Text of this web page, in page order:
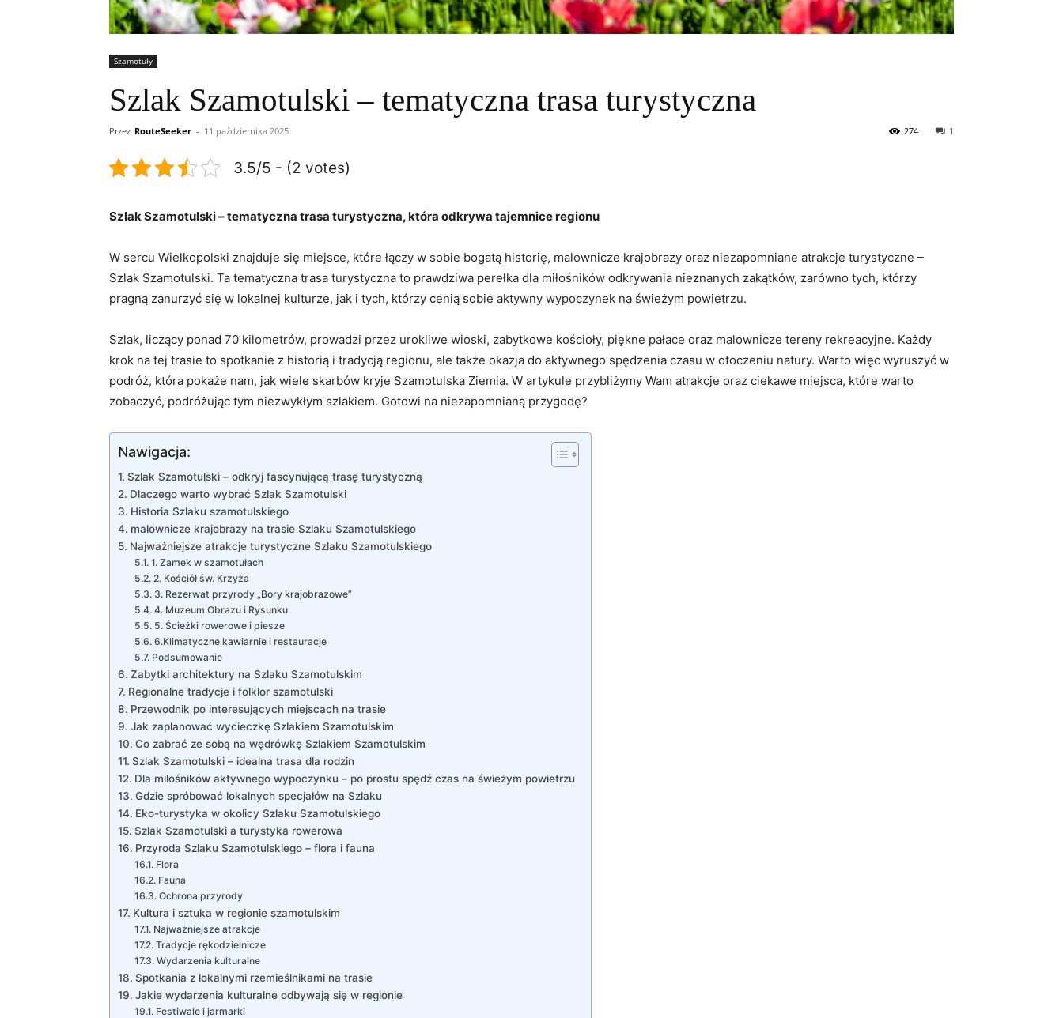
Szamotuły
Szlak Szamotulski – tematyczna trasa turystyczna
Przez RouteSeeker - 11 października 2025 1
274
3.5/5 - (2 votes)
Szlak Szamotulski – tematyczna trasa turystyczna, która odkrywa tajemnice regionu
W sercu Wielkopolski znajduje się miejsce, które łączy w sobie bogatą historię, malownicze krajobrazy oraz niezapomniane atrakcje turystyczne –
Szlak Szamotulski. Ta tematyczna trasa turystyczna to prawdziwa perełka dla miłośników odkrywania nieznanych zakątków, zarówno tych, którzy
pragną zanurzyć się w lokalnej kulturze, jak i tych, którzy cenią sobie aktywny wypoczynek na świeżym powietrzu.
Szlak, liczący ponad 70 kilometrów, prowadzi przez urokliwe wioski, zabytkowe kościoły, piękne pałace oraz malownicze tereny rekreacyjne. Każdy
krok na tej trasie to spotkanie z historią i tradycją regionu, ale także okazja do aktywnego spędzenia czasu w otoczeniu natury. Warto więc wyruszyć w
podróż, która pokaże nam, jak wiele skarbów kryje Szamotulska Ziemia. W artykule przybliżymy Wam atrakcje oraz ciekawe miejsca, które warto
zobaczyć, podróżując tym niezwykłym szlakiem. Gotowi na niezapomnianą przygodę?
Nawigacja:
Szlak Szamotulski – odkryj fascynującą trasę turystyczną
Dlaczego warto wybrać Szlak Szamotulski
Historia Szlaku szamotulskiego
malownicze krajobrazy na trasie Szlaku Szamotulskiego
Najważniejsze atrakcje turystyczne Szlaku Szamotulskiego
1. Zamek w szamotułach
2. Kościół św. Krzyża
3. Rezerwat przyrody „Bory krajobrazowe”
4. Muzeum Obrazu i Rysunku
5. Ścieżki rowerowe i piesze
6.Klimatyczne kawiarnie i restauracje
Podsumowanie
Zabytki architektury na Szlaku Szamotulskim
Regionalne tradycje i folklor szamotulski
Przewodnik po interesujących miejscach na trasie
Jak zaplanować wycieczkę Szlakiem Szamotulskim
Co zabrać ze sobą na wędrówkę Szlakiem Szamotulskim
Szlak Szamotulski – idealna trasa dla rodzin
Dla miłośników aktywnego wypoczynku – po prostu spędź czas na świeżym powietrzu
Gdzie spróbować lokalnych specjałów na Szlaku
Eko-turystyka w okolicy Szlaku Szamotulskiego
Szlak Szamotulski a turystyka rowerowa
Przyroda Szlaku Szamotulskiego – flora i fauna
Flora
Fauna
Ochrona przyrody
Kultura i sztuka w regionie szamotulskim
Najważniejsze atrakcje
Tradycje rękodzielnicze
Wydarzenia kulturalne
Spotkania z lokalnymi rzemieślnikami na trasie
Jakie wydarzenia kulturalne odbywają się w regionie
Festiwale i jarmarki